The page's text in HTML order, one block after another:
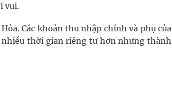
vui.
Các khoản thu nhập chính và phụ của
thời gian riêng tư hơn nhưng thành